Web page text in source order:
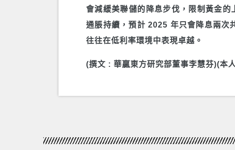
會減緩美聯儲的降息步伐，限制黃金
通脹持續，預計 2025 年只會降息兩次
往往在低利率環境中表現卓越。
(撰文 : 華贏東方研究部董事李慧芬)(本